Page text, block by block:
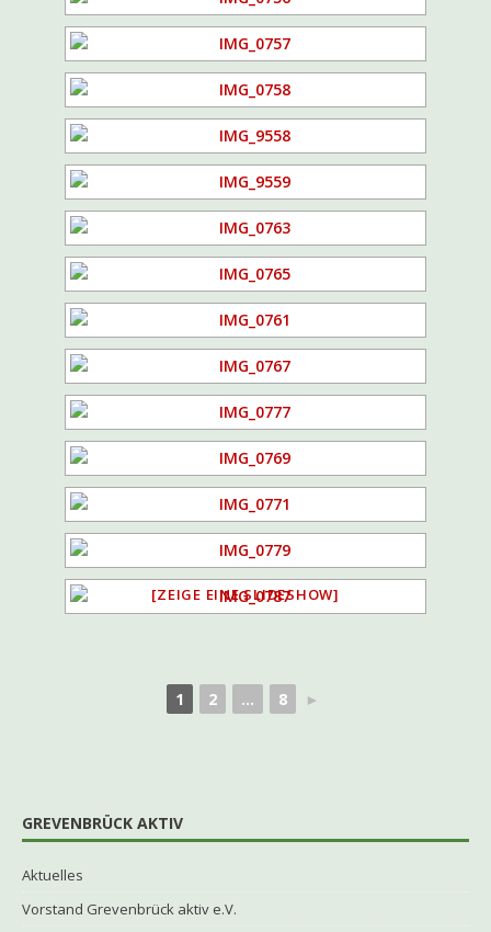
[ZEIGE EINE SLIDESHOW]
1 2 ... 8 ►
GREVENBRÜCK AKTIV
Aktuelles
Vorstand Grevenbrück aktiv e.V.